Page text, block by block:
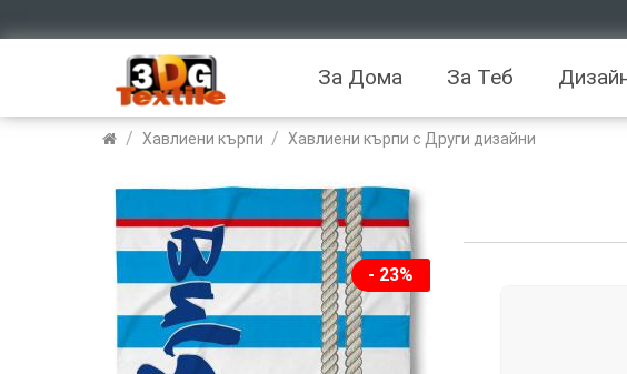
За Дома За Теб
/ Хавлиени кърпи / Хавлиени кърпи с Други дизайни
- 23%